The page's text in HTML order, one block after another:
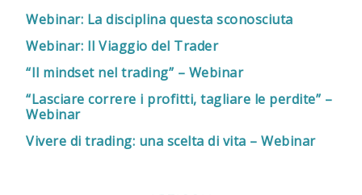
Webinar: La disciplina questa sconosciuta
Webinar: Il Viaggio del Trader
“Il mindset nel trading” – Webinar
“Lasciare correre i profitti, tagliare le perdite” –
Webinar
Vivere di trading: una scelta di vita – Webinar